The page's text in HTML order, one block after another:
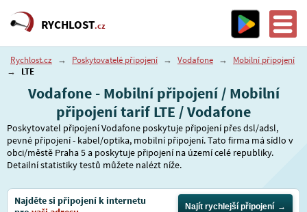
RYCHLOST.cz
Rychlost.cz → Poskytovatelé připojení → Vodafone →
Mobilní připojení
→
LTE
Vodafone - Mobilní připojení / Mobilní
připojení tarif LTE / Vodafone
Poskytovatel připojení Vodafone poskytuje připojení přes dsl/adsl,
pevné připojení - kabel/optika, mobilní připojení. Tato firma má sídlo v
obci/městě Praha 5 a poskytuje připojení na území celé republiky.
Detailní statistiky testů můžete nalézt níže.
Najděte si připojení k internetu
Najít rychlejší připojení